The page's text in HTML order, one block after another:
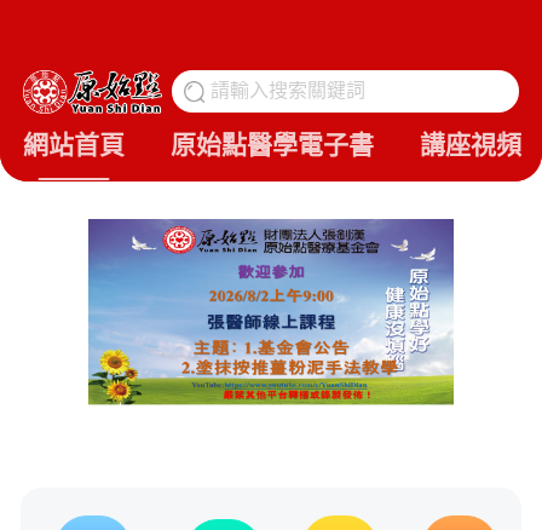
請輸入搜索關鍵詞
網站首頁 原始點醫學電子書 講座視頻